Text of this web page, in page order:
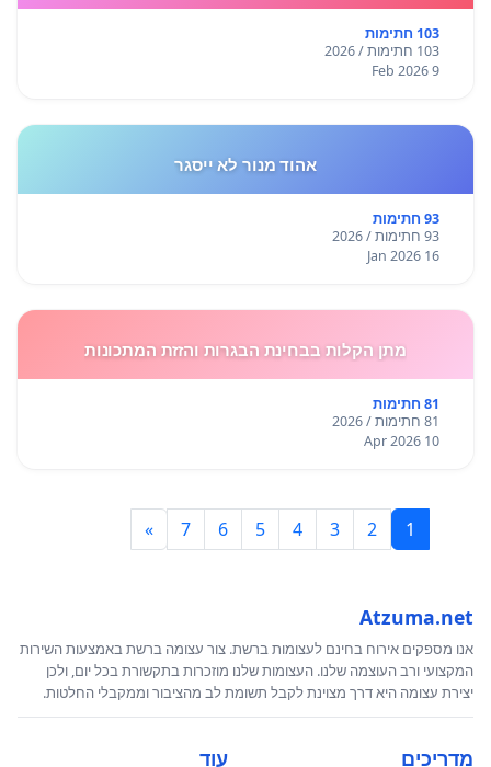
103 חתימות
103 חתימות / 2026
9 Feb 2026
אהוד מנור לא ייסגר
93 חתימות
93 חתימות / 2026
16 Jan 2026
מתן הקלות בבחינת הבגרות והזזת המתכונות
81 חתימות
81 חתימות / 2026
10 Apr 2026
1
2
3
4
5
6
7
»
Atzuma.net
אנו מספקים אירוח בחינם לעצומות ברשת. צור עצומה ברשת באמצעות השירות
המקצועי ורב העוצמה שלנו. העצומות שלנו מוזכרות בתקשורת בכל יום, ולכן
יצירת עצומה היא דרך מצוינת לקבל תשומת לב מהציבור וממקבלי החלטות.
מדריכים עוד